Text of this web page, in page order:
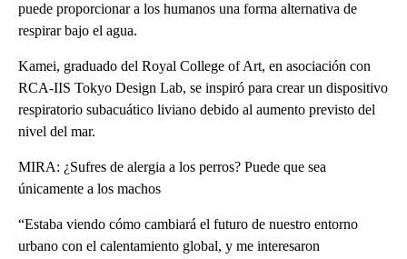
puede proporcionar a los humanos una forma alternativa de
respirar bajo el agua.
Kamei, graduado del Royal College of Art, en asociación con
RCA-IIS Tokyo Design Lab, se inspiró para crear un dispositivo
respiratorio subacuático liviano debido al aumento previsto del
nivel del mar.
MIRA: ¿Sufres de alergia a los perros? Puede que sea
únicamente a los machos
“Estaba viendo cómo cambiará el futuro de nuestro entorno
urbano con el calentamiento global, y me interesaron